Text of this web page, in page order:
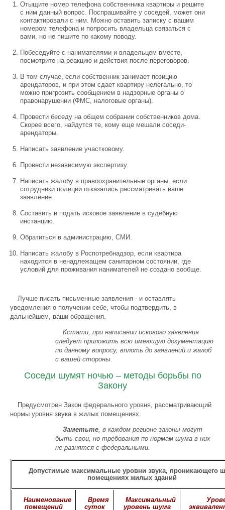
Отыщите номер телефона собственника квартиры и решите
с ним данный вопрос. Поспрашивайте у соседей, может они
контактировали с ним. Можно оставить записку с вашим
номером телефона и попросить владельца связаться с
вами, но не пишите по какому поводу.
Побеседуйте с нанимателями и владельцем вместе,
посмотрите на реакцию и действия после переговоров.
В том случае, если собственник занимает позицию
арендаторов, и при этом сдает квартиру нелегально, то
можно пригрозить сообщением в надзорные органы о
правонарушении (ФМС, налоговые органы).
Провести беседу на общем собрании собственников дома.
Скорее всего, найдутся те, кому еще мешали соседи-
арендаторы.
Написать заявление участковому.
Провести независимую экспертизу.
Написать жалобу в правоохранительные органы, если
сотрудники полиции отказались рассматривать ваше
заявление.
Составить и подать исковое заявление в судебную
инстанцию.
Обратиться в администрацию, СМИ.
Написать жалобу в Роспотребнадзор, если квартира
находится в ненадлежащем санитарном состоянии, где
условий для проживания нанимателей не создано вообще.
Лучше писать письменные заявления - и оставлять
уведомления о получении себе, чтобы подтвердить, в
дальнейшем, ваши обращения.
Кстати, при написании искового заявления
следует приложить всю имеющую документацию
по данному вопросу, вплоть до заявлений и жалоб
с вашей стороны.
Соседи шумят ночью – методы борьбы по
Закону
Предусмотрен Закон федерального уровня, рассматривающий
нормы уровня звука в жилых помещениях.
Заметьте, в каждом регионе законы могут
быть свои, но требования по нормам шума в них
не разнятся с федеральными.
Допустимые максимальные уровни звука, проникающего
помещениях жилых зданий
Наименование
помещений
Время
суток
Максимальный
уровень шума